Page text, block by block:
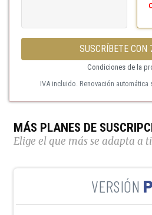
SUSCRÍBETE CON
Condiciones de la
IVA incluido. Renovación
MÁS PLANES DE
Elige el que más se adapta a ti